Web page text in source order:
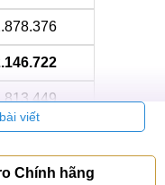
A19 Pro xếp sau
viết
Chính hãng